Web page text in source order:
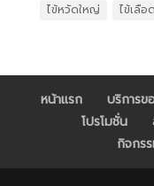
ไข้หวัดใหญ่
ไข้เลือ
หน้าแรก บริการข
โปรโมชั่น
กิจกร